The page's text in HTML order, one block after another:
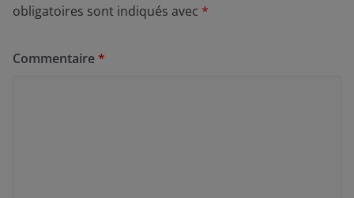
obligatoires sont indiqués avec *
Commentaire*